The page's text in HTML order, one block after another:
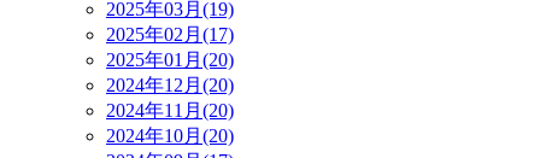
2025年03月(19)
2025年02月(17)
2025年01月(20)
2024年12月(20)
2024年11月(20)
2024年10月(20)